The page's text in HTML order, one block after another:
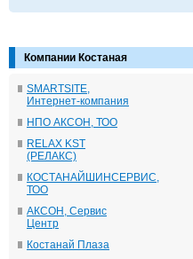
Компании Костаная
SMARTSITE,
Интернет-компания
НПО АКСОН, ТОО
RELAX KST
(РЕЛАКС)
КОСТАНАЙШИНСЕРВИС,
ТОО
АКСОН, Сервис
Центр
Костанай Плаза